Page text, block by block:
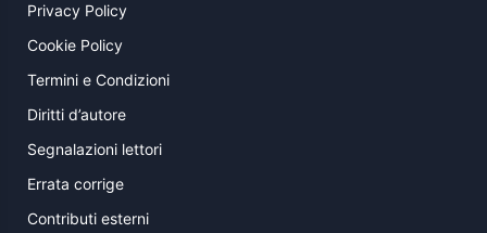
Privacy Policy
Cookie Policy
Termini e Condizioni
Diritti d’autore
Segnalazioni lettori
Errata corrige
Contributi esterni